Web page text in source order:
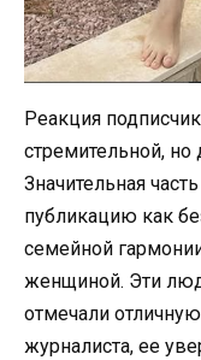
Реакция
стремительной, но
Значительная
публикацию как
семейной
женщиной. Эти
отмечали
журналиста, ее